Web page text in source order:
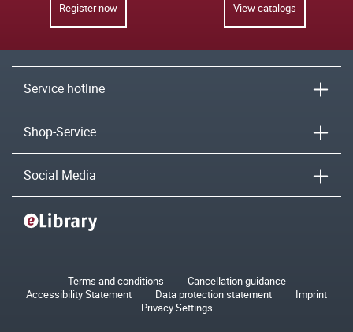
Register now View catalogs
Service hotline
Shop-Service
Social Media
Terms and conditions
Cancellation guidance
Accessibility Statement
Data protection statement
Imprint
Privacy Settings